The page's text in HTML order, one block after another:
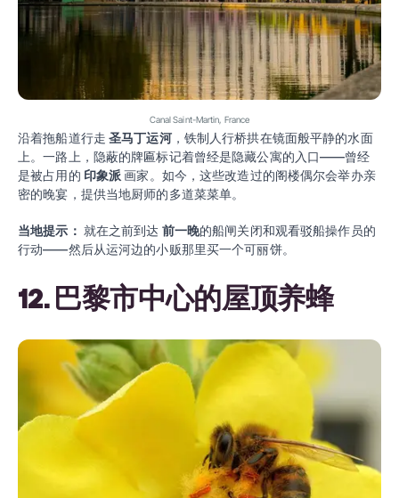
Canal Saint-Martin, France
沿着拖船道行走圣马丁运河，铁制人行桥拱在镜面般平静的水面
上。一路上，隐蔽的牌匾标记着曾经是隐藏公寓的入口——曾经
是被占用的 印象派画家。如今，这些改造过的阁楼偶尔会举办亲
密的晚宴，提供当地厨师的多道菜菜单。
当地提示： 就在之前到达 前一晚的船闸关闭和观看驳船操作员的
行动——然后从运河边的小贩那里买一个可丽饼。
12. 巴黎市中心的屋顶养蜂